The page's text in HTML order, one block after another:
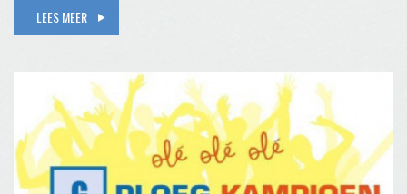
LEES MEER